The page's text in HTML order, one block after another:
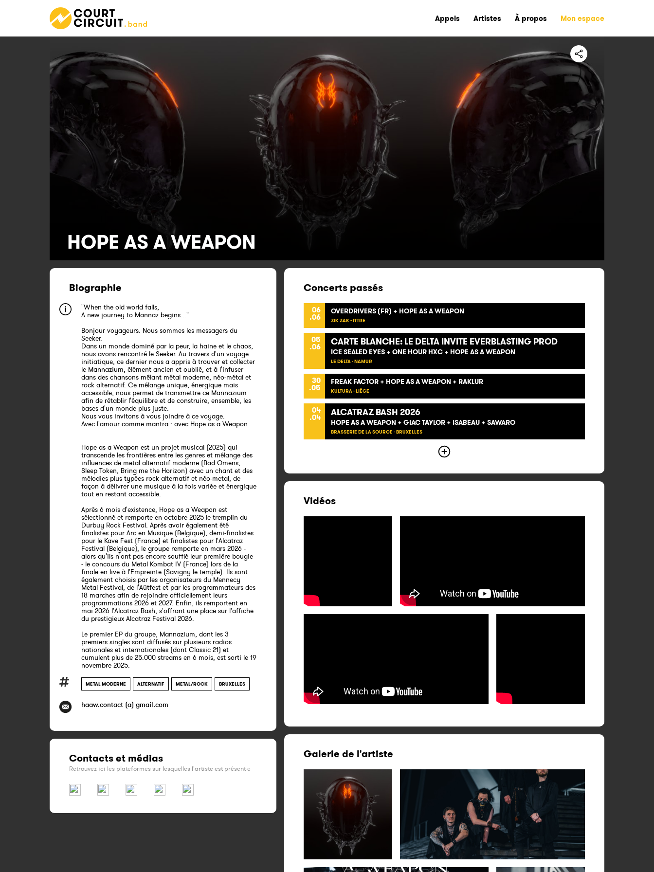
Appels Artistes À propos Mon espace
HOPE AS A WEAPON
Biographie
"When the old world falls,
A new journey to Mannaz begins..."
Bonjour voyageurs. Nous sommes les messagers du
Seeker.
Dans un monde dominé par la peur, la haine et le chaos,
nous avons rencontré le Seeker. Au travers d'un voyage
initiatique, ce dernier nous a appris à trouver et collecter
le Mannazium, élément ancien et oublié, et à l'infuser
dans des chansons mêlant métal moderne, néo-métal et
rock alternatif. Ce mélange unique, énergique mais
accessible, nous permet de transmettre ce Mannazium
afin de rétablir l'équilibre et de construire, ensemble, les
bases d'un monde plus juste.
Nous vous invitons à vous joindre à ce voyage.
Avec l'amour comme mantra : avec Hope as a Weapon
Hope as a Weapon est un projet musical (2025) qui
transcende les frontières entre les genres et mélange des
influences de metal alternatif moderne (Bad Omens,
Sleep Token, Bring me the Horizon) avec un chant et des
mélodies plus typées rock alternatif et néo-metal, de
façon à délivrer une musique à la fois variée et énergique
tout en restant accessible.
Après 6 mois d'existence, Hope as a Weapon est
sélectionné et remporte en octobre 2025 le tremplin du
Durbuy Rock Festival. Après avoir également été
finalistes pour Arc en Musique (Belgique), demi-finalistes
pour le Kave Fest (France) et finalistes pour l'Alcatraz
Festival (Belgique), le groupe remporte en mars 2026 -
alors qu'ils n'ont pas encore soufflé leur première bougie
- le concours du Metal Kombat IV (France) lors de la
finale en live à l'Empreinte (Savigny le temple). Ils sont
également choisis par les organisateurs du Mennecy
Metal Festival, de l'Aütfest et par les programmateurs des
18 marches afin de rejoindre officiellement leurs
programmations 2026 et 2027. Enfin, ils remportent en
mai 2026 l'Alcatraz Bash, s'offrant une place sur l'affiche
du prestigieux Alcatraz Festival 2026.
Le premier EP du groupe, Mannazium, dont les 3
premiers singles sont diffusés sur plusieurs radios
nationales et internationales (dont Classic 21) et
cumulent plus de 25.000 streams en 6 mois, est sorti le 19
novembre 2025.
METAL MODERNE ALTERNATIF METAL/ROCK BRUXELLES
haaw.contact (a) gmail.com
Contacts et médias
Retrouvez ici les plateformes sur lesquelles l'artiste est présent·e
Concerts passés
06
.06
OVERDRIVERS (FR) + HOPE AS A WEAPON
ZIK ZAK - ITTRE
05
.06 CARTE BLANCHE: LE DELTA INVITE EVERBLASTING PROD
ICE SEALED EYES + ONE HOUR HXC + HOPE AS A WEAPON
LE DELTA - NAMUR
30
.05
FREAK FACTOR + HOPE AS A WEAPON + RAKLUR
KULTURA - LIÈGE
04
.04 ALCATRAZ BASH 2026
HOPE AS A WEAPON + GIAC TAYLOR + ISABEAU + SAWARO
BRASSERIE DE LA SOURCE - BRUXELLES
Vidéos
Galerie de l'artiste